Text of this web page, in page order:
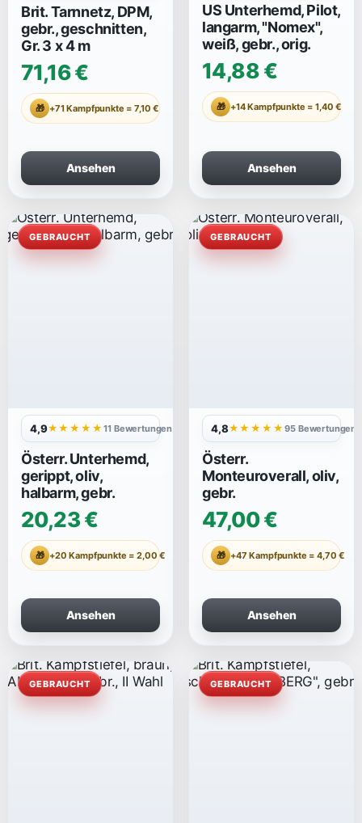
Brit. Tarnnetz, DPM,
gebr., geschnitten,
Gr. 3 x 4 m
71,16 €
🎁 +71 Kampfpunkte = 7,10 €
Ansehen
US Unterhemd, Pilot,
langarm, "Nomex",
weiß, gebr., orig.
14,88 €
🎁 +14 Kampfpunkte = 1,40 €
Ansehen
GEBRAUCHT
4,9★★★★★11 Bewertungen
Österr. Unterhemd,
gerippt, oliv,
halbarm, gebr.
20,23 €
🎁 +20 Kampfpunkte = 2,00 €
Ansehen
GEBRAUCHT
4,8★★★★★95 Bewertungen
Österr.
Monteuroverall, oliv,
gebr.
47,00 €
🎁 +47 Kampfpunkte = 4,70 €
Ansehen
GEBRAUCHT GEBRAUCHT